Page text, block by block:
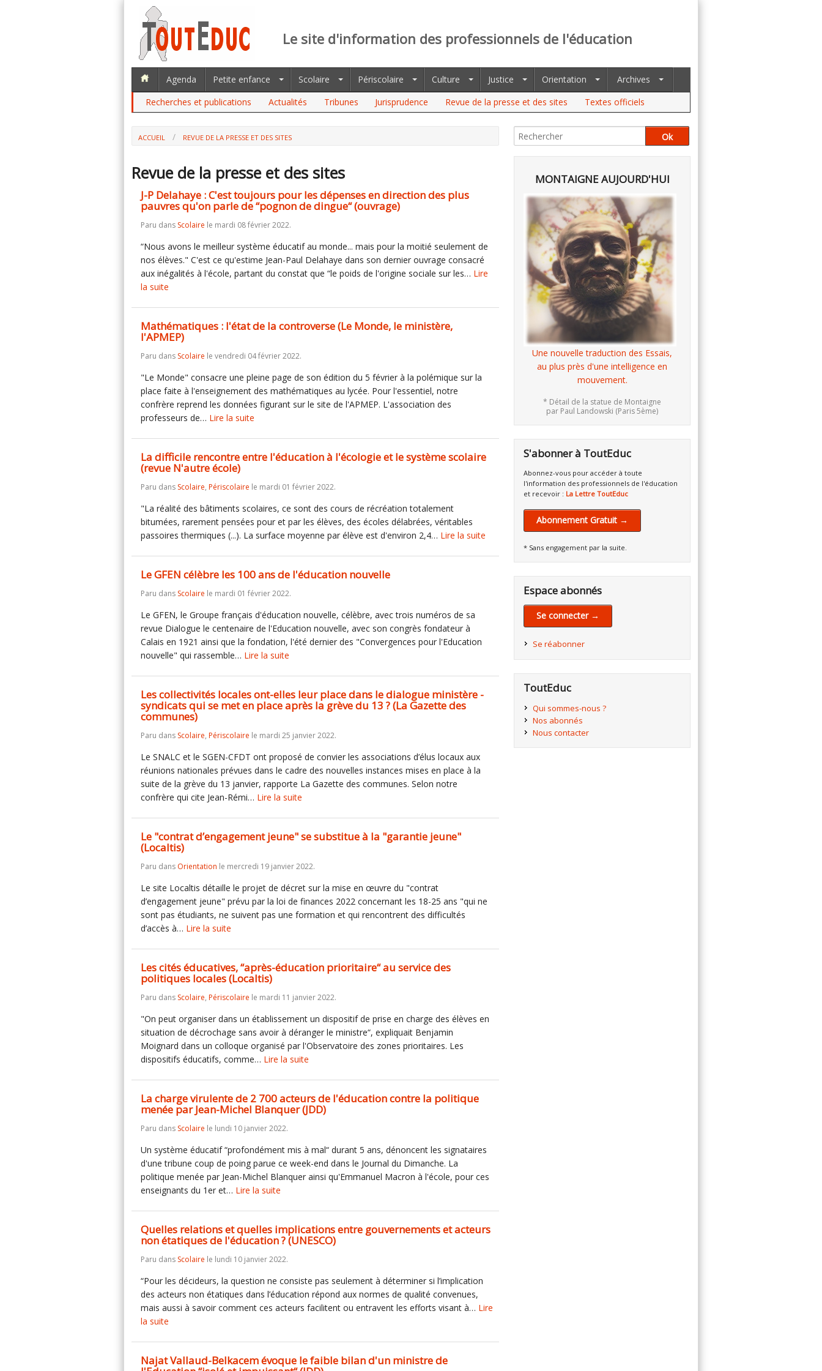
Le site d'information des professionnels de l'éducation
Agenda Petite enfance Scolaire Périscolaire Culture Justice Orientation
Archives
Recherches et publications
Actualités Tribunes Jurisprudence Revue de la presse et des sites Textes officiels
ACCUEIL REVUE DE LA PRESSE ET DES SITES
Revue de la presse et des sites
J-P Delahaye : C'est toujours pour les dépenses en direction des plus
pauvres qu'on parle de “pognon de dingue“ (ouvrage)
Paru dans Scolaire le mardi 08 février 2022.
“Nous avons le meilleur système éducatif au monde... mais pour la moitié seulement de
nos élèves." C'est ce qu'estime Jean-Paul Delahaye dans son dernier ouvrage consacré
aux inégalités à l'école, partant du constat que “le poids de l'origine sociale sur les… Lire
la suite
Mathématiques : l'état de la controverse (Le Monde, le ministère,
l'APMEP)
Paru dans Scolaire le vendredi 04 février 2022.
"Le Monde" consacre une pleine page de son édition du 5 février à la polémique sur la
place faite à l'enseignement des mathématiques au lycée. Pour l'essentiel, notre
confrère reprend les données figurant sur le site de l'APMEP. L'association des
professeurs de… Lire la suite
La difficile rencontre entre l'éducation à l'écologie et le système scolaire
(revue N'autre école)
Paru dans Scolaire, Périscolaire le mardi 01 février 2022.
"La réalité des bâtiments scolaires, ce sont des cours de récréation totalement
bitumées, rarement pensées pour et par les élèves, des écoles délabrées, véritables
passoires thermiques (...). La surface moyenne par élève est d'environ 2,4… Lire la suite
Le GFEN célèbre les 100 ans de l'éducation nouvelle
Paru dans Scolaire le mardi 01 février 2022.
Le GFEN, le Groupe français d'éducation nouvelle, célèbre, avec trois numéros de sa
revue Dialogue le centenaire de l'Education nouvelle, avec son congrès fondateur à
Calais en 1921 ainsi que la fondation, l'été dernier des "Convergences pour l'Education
nouvelle" qui rassemble… Lire la suite
Les collectivités locales ont-elles leur place dans le dialogue ministère -
syndicats qui se met en place après la grève du 13 ? (La Gazette des
communes)
Paru dans Scolaire, Périscolaire le mardi 25 janvier 2022.
Le SNALC et le SGEN-CFDT ont proposé de convier les associations d’élus locaux aux
réunions nationales prévues dans le cadre des nouvelles instances mises en place à la
suite de la grève du 13 janvier, rapporte La Gazette des communes. Selon notre
confrère qui cite Jean-Rémi… Lire la suite
Le "contrat d’engagement jeune" se substitue à la "garantie jeune"
(Localtis)
Paru dans Orientation le mercredi 19 janvier 2022.
Le site Localtis détaille le projet de décret sur la mise en œuvre du "contrat
d’engagement jeune" prévu par la loi de finances 2022 concernant les 18-25 ans "qui ne
sont pas étudiants, ne suivent pas une formation et qui rencontrent des difficultés
d’accès à… Lire la suite
Les cités éducatives, “après-éducation prioritaire“ au service des
politiques locales (Localtis)
Paru dans Scolaire, Périscolaire le mardi 11 janvier 2022.
"On peut organiser dans un établissement un dispositif de prise en charge des élèves en
situation de décrochage sans avoir à déranger le ministre“, expliquait Benjamin
Moignard dans un colloque organisé par l'Observatoire des zones prioritaires. Les
dispositifs éducatifs, comme… Lire la suite
La charge virulente de 2 700 acteurs de l'éducation contre la politique
menée par Jean-Michel Blanquer (JDD)
Paru dans Scolaire le lundi 10 janvier 2022.
Un système éducatif “profondément mis à mal“ durant 5 ans, dénoncent les signataires
d'une tribune coup de poing parue ce week-end dans le Journal du Dimanche. La
politique menée par Jean-Michel Blanquer ainsi qu'Emmanuel Macron à l'école, pour ces
enseignants du 1er et… Lire la suite
Quelles relations et quelles implications entre gouvernements et acteurs
non étatiques de l'éducation ? (UNESCO)
Paru dans Scolaire le lundi 10 janvier 2022.
“Pour les décideurs, la question ne consiste pas seulement à déterminer si l’implication
des acteurs non étatiques dans l’éducation répond aux normes de qualité convenues,
mais aussi à savoir comment ces acteurs facilitent ou entravent les efforts visant à… Lire
la suite
Najat Vallaud-Belkacem évoque le faible bilan d'un ministre de
MONTAIGNE AUJOURD'HUI
Une nouvelle traduction des Essais,
au plus près d'une intelligence en
mouvement.
* Détail de la statue de Montaigne
par Paul Landowski (Paris 5ème)
S'abonner à ToutEduc
Abonnez-vous pour accéder à toute
l'information des professionnels de l'éducation
et recevoir : La Lettre ToutEduc
Abonnement Gratuit →
* Sans engagement par la suite.
Espace abonnés
Se connecter →
Se réabonner
ToutEduc
Qui sommes-nous ?
Nos abonnés
Nous contacter